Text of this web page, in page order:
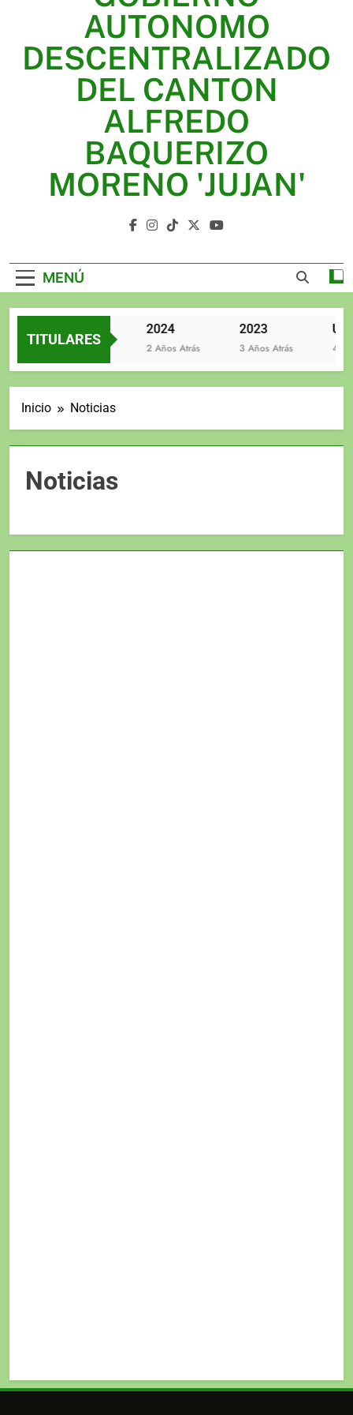
2024
2023
UNIDOS TRABAJANDO POR NUESTRO QUERIDO
JUJAN
AUTONOMO
DESCENTRALIZADO
DEL CANTON
ALFREDO
BAQUERIZO
MORENO 'JUJAN'
MENÚ
TITULARES
2 Años Atrás
2024
2 Años Atrás
2023
3 Años Atrás 4
Inicio Noticias
Noticias